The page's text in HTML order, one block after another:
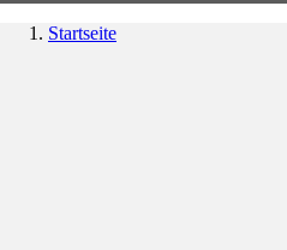
Startseite